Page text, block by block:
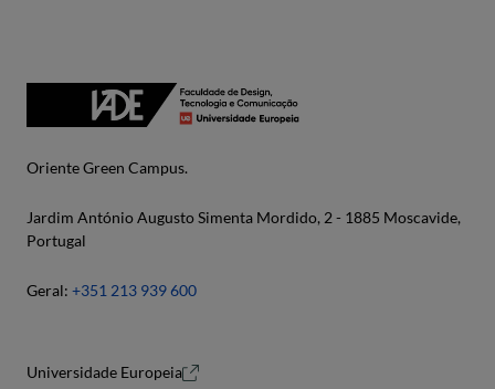
Oriente Green Campus.
Jardim António Augusto Simenta Mordido, 2 - 1885 Moscavide,
Portugal
Geral: +351 213 939 600
Universidade Europeia